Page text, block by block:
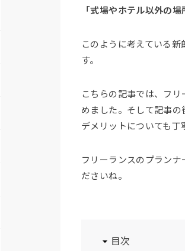
「式場やホテル以外の場
このように考えている
す。
こちらの記事では、フ
めました。そして記事の
デメリットについても丁
フリーランスのプラン
ださいね。
目次